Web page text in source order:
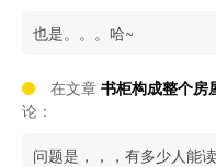
也是。。。哈~
在文章 书柜构成整个房
论：
问题是，，，有多少人能